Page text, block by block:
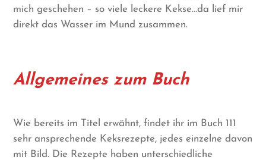
mich geschehen – so viele leckere Kekse…da lief mir
direkt das Wasser im Mund zusammen.
Allgemeines zum Buch
Wie bereits im Titel erwähnt, findet ihr im Buch 111
sehr ansprechende Keksrezepte, jedes einzelne davon
mit Bild. Die Rezepte haben unterschiedliche